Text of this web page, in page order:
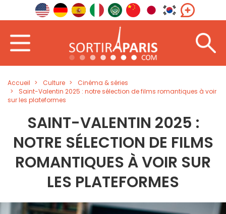
Accueil Culture
Cinéma & séries
Saint-Valentin 2025 : notre sélection de films romantiques à voir
sur les plateformes
SAINT-VALENTIN 2025 :
NOTRE SÉLECTION DE FILMS
ROMANTIQUES À VOIR SUR
LES PLATEFORMES